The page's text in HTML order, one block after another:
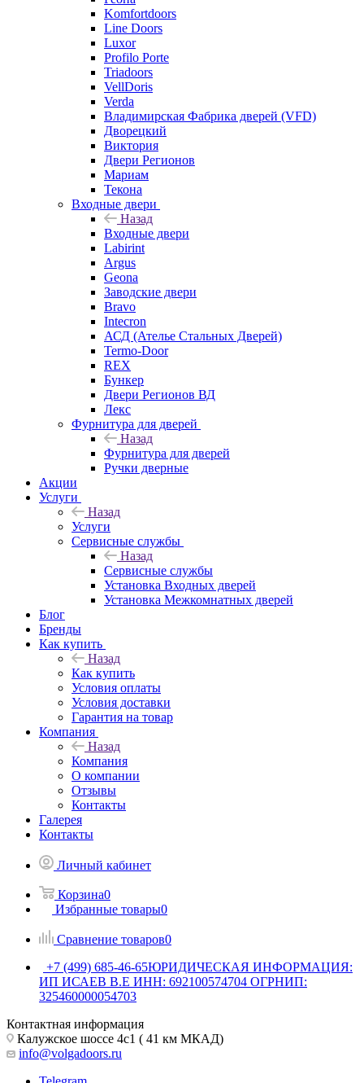
Komfortdoors
Line Doors
Luxor
Profilo Porte
Triadoors
VellDoris
Verda
Владимирская Фабрика дверей (VFD)
Дворецкий
Виктория
Двери Регионов
Мариам
Текона
Входные двери
Назад
Входные двери
Labirint
Argus
Geona
Заводские двери
Bravo
Intecron
АСД (Ателье Стальных Дверей)
Termo-Door
REX
Бункер
Двери Регионов ВД
Лекс
Фурнитура для дверей
Назад
Фурнитура для дверей
Ручки дверные
Акции
Услуги
Назад
Услуги
Сервисные службы
Назад
Сервисные службы
Установка Входных дверей
Установка Межкомнатных дверей
Блог
Бренды
Как купить
Назад
Как купить
Условия оплаты
Условия доставки
Гарантия на товар
Компания
Назад
Компания
О компании
Отзывы
Контакты
Галерея
Контакты
Личный кабинет
Корзина0
Избранные товары0
Сравнение товаров0
+7 (499) 685-46-65ЮРИДИЧЕСКАЯ ИНФОРМАЦИЯ:
ИП ИСАЕВ В.Е ИНН: 692100574704 ОГРНИП:
325460000054703
Контактная информация
Калужское шоссе 4с1 ( 41 км МКАД)
info@volgadoors.ru